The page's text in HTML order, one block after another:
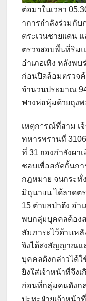
ต่อมาในเวลา
าการกำลังร่วมกับ
ตระเวนชายแดน
ตรวจสอบพื้นที่ริม
อำเภอเทิง หลังพ
ก่อนปิดล้อมตรวจ
จำนวนประมาณ
ฟางห่อหุ้มด้วยถุง
เหตุการณ์ที่สาม เ
ทหารพรานที่
ที่ 31 กองกำลังผา
ชอบเพื่อสกัดกั้นกา
กฎหมาย จนกระทั่
มิถุนายน ได้ลาดต
15 ตำบลป่าตึง อำ
พบกลุ่มบุคคลต้อง
สัมภาระไว้ด้านหลั
จึงได้ส่งสัญญาณแ
บุคคลดังกล่าวได้
ยิงใส่เจ้าหน้าที่จึง
ก่อนที่กลุ่มคนดังก
ปะทะฝ่ายเจ้าหน้า